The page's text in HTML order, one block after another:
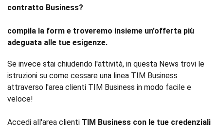
contratto Business?
compila la form e troveremo insieme un'offerta più
adeguata alle tue esigenze.
Se invece stai chiudendo l'attività, in questa News trovi le
istruzioni su come cessare una linea TIM Business
attraverso l'area clienti TIM Business in modo facile e
veloce!
Accedi all'area clienti TIM Business con le tue credenziali